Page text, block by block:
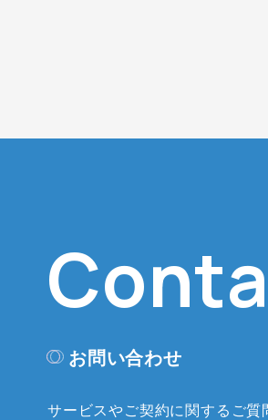
お問い合わせ
サービスやご契約に関するご質